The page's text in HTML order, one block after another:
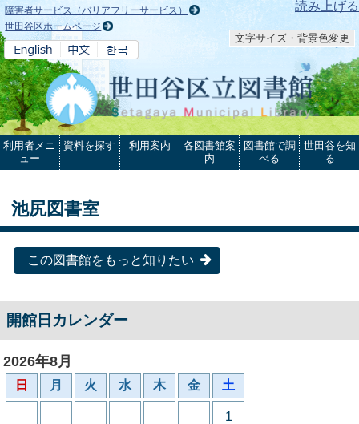
本文へ 読み上げる
障害者サービス（バリアフリーサービス）
世田谷区ホームページ
文字サイズ・背景色変更
利用者メニ
ュー
資料を探す 利用案内
各図書館案
内
図書館で調
べる
世田谷を知
る
池尻図書室
この図書館をもっと知りたい
開館日カレンダー
2026年8月
日 月 火 水 木 金 土
1